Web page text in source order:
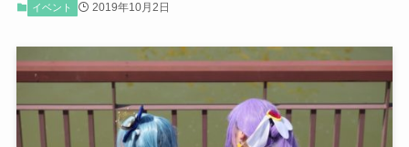
イベント 2019年10月2日